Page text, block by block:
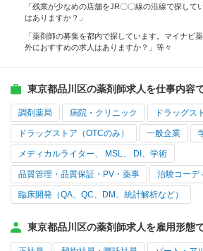
「残業が少なめの店舗をJR〇〇線の沿線で探して
はありますか？」
「薬剤師の募集を都内で探しています。マイナビ
外におすすめの求人はありますか？」等々
東京都品川区の薬剤師求人を仕事内容
調剤薬局 病院・クリニック ドラッグス
ドラッグストア（OTCのみ） 一般企業
メディカルライター、 MSL、 DI、学術
品質管理・品質保証・PV・薬事 治験コーデ
臨床開発（QA、QC、DM、統計解析など）
東京都品川区の薬剤師求人を雇用形態